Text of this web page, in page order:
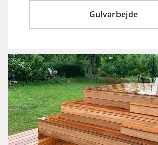
Gulvarbejde